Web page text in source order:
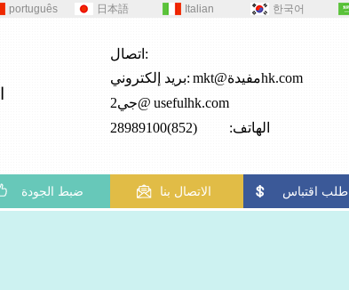
português 日本語 Italian 한국어
اتصال:
بريد إلكتروني:
mkt@مفيدةhk.com
جي2@ usefulhk.com
الهاتف: (852)28989100
ضبط الجودة الاتصال بنا طلب اقتباس